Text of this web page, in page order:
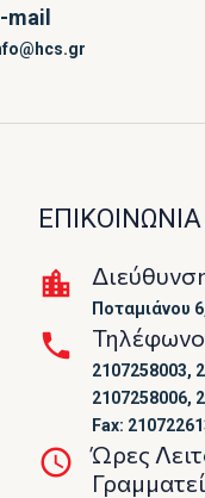
mail
ΕΠΙΚΟΙΝΩΝΙΑ
Ποταμιάνου
Τηλέφωνο
2107258003,
2107258006,
Fax:
Ώρες